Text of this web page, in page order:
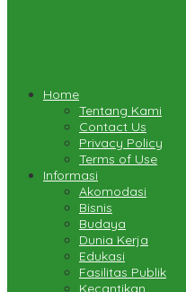
Home
Tentang Kami
Contact Us
Privacy Policy
Terms of Use
Informasi
Akomodasi
Bisnis
Budaya
Dunia Kerja
Edukasi
Fasilitas Publik
Kecantikan